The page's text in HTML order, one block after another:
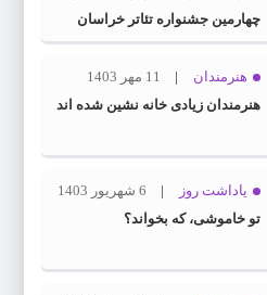
چهارمین جشنواره تئاتر خراسان
رضوی
هنرمندان
11 مهر 1403
هنرمندان زیادی خانه نشین شده اند
یاداشت روز
6 شهریور 1403
تو خاموشی، که بخواند؟